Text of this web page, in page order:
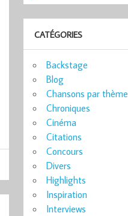
CATÉGORIES
Backstage
Blog
Chansons par thème
Chroniques
Cinéma
Citations
Concours
Divers
Highlights
Inspiration
Interviews